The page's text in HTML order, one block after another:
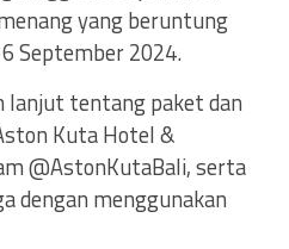
yang beruntung
September 2024.
tentang paket dan
Kuta Hotel &
@AstonKutaBali, serta
dengan menggunakan